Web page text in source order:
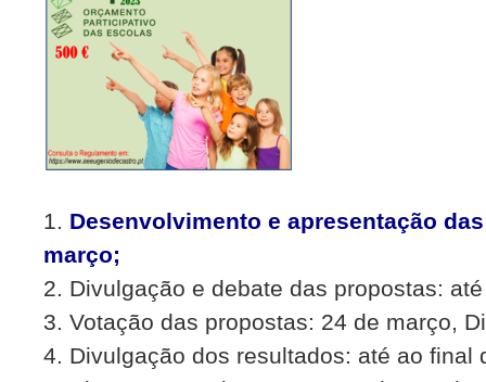
1. Desenvolvimento e apresentação
março;
2. Divulgação e debate das propostas:
3. Votação das propostas: 24 de março,
4. Divulgação dos resultados: até ao final